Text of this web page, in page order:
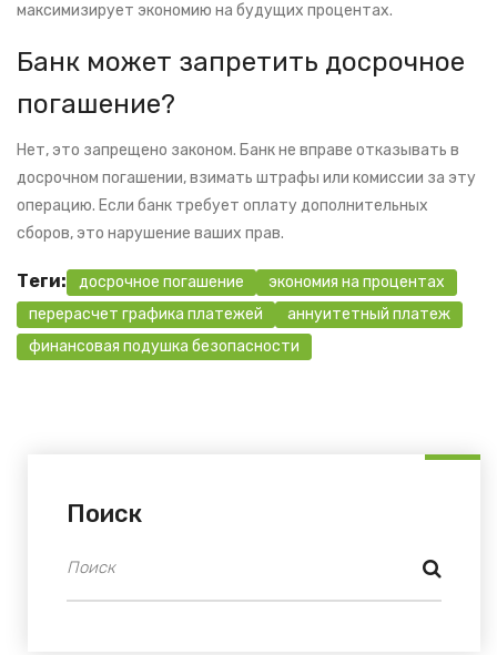
максимизирует экономию на будущих процентах.
Банк может запретить досрочное
погашение?
Нет, это запрещено законом. Банк не вправе отказывать в
досрочном погашении, взимать штрафы или комиссии за эту
операцию. Если банк требует оплату дополнительных
сборов, это нарушение ваших прав.
Теги: досрочное погашение
экономия на процентах
перерасчет графика платежей
аннуитетный платеж
финансовая подушка безопасности
Поиск